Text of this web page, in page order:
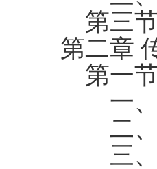
第三
第二章
第一
一、
二、
三、